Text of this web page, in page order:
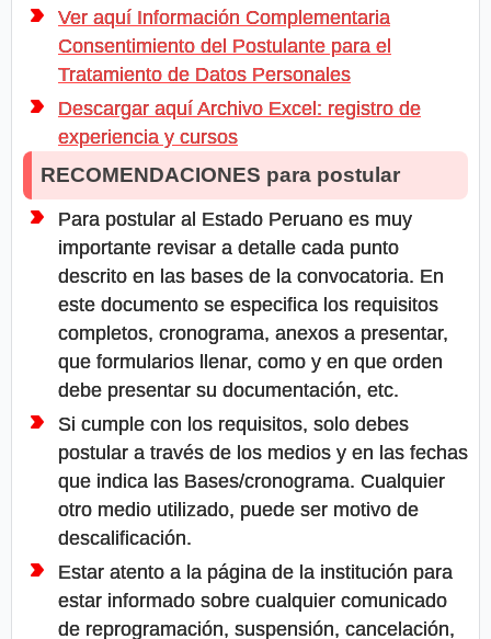
Ver aquí Información Complementaria
Consentimiento del Postulante para el
Tratamiento de Datos Personales
Descargar aquí Archivo Excel: registro de
experiencia y cursos
RECOMENDACIONES para postular
Para postular al Estado Peruano es muy
importante revisar a detalle cada punto
descrito en las bases de la convocatoria. En
este documento se especifica los requisitos
completos, cronograma, anexos a presentar,
que formularios llenar, como y en que orden
debe presentar su documentación, etc.
Si cumple con los requisitos, solo debes
postular a través de los medios y en las fechas
que indica las Bases/cronograma. Cualquier
otro medio utilizado, puede ser motivo de
descalificación.
Estar atento a la página de la institución para
estar informado sobre cualquier comunicado
de reprogramación, suspensión, cancelación,